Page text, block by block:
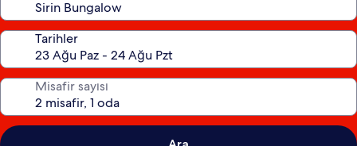
Tarihler
Misafir sayısı